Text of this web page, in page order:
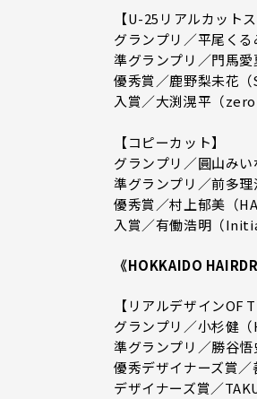
【U-25リアルカットス
グランプリ／平尾くる
準グランプリ／門馬愛
優秀賞／鹿野梨未花（
入賞／大渕滉平（
【コピーカット】
グランプリ／圓山み
準グランプリ／前多理
優秀賞／村上郁美（
入賞／有働浩明（
《HOKKAIDO
【リアルデザインOF
グランプリ／小杉健（
準グランプリ／勝谷悟
優秀デザイナーズ賞
デザイナーズ賞／